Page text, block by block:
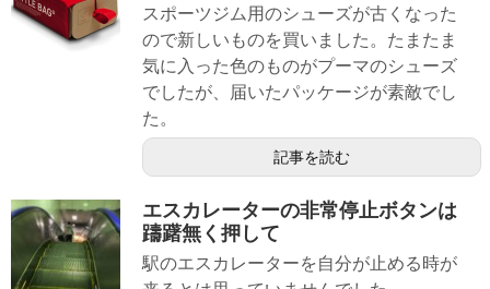
スポーツジム用のシューズが古くなった
ので新しいものを買いました。たまたま
気に入った色のものがプーマのシューズ
でしたが、届いたパッケージが素敵でし
た。
記事を読む
エスカレーターの非常停止ボタンは
躊躇無く押して
駅のエスカレーターを自分が止める時が